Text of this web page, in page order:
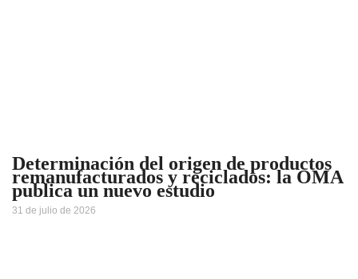
Determinación del origen de productos
remanufacturados y reciclados: la OMA
publica un nuevo estudio
31 de julio de 2026